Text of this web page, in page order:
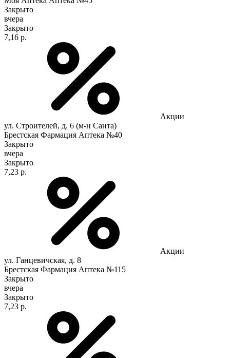
Закрыто
вчера
Закрыто
7,16 р.
Акции
ул. Строителей, д. 6 (м-н Санта)
Брестская Фармация Аптека №40
Закрыто
вчера
Закрыто
7,23 р.
Акции
ул. Ганцевичская, д. 8
Брестская Фармация Аптека №115
Закрыто
вчера
Закрыто
7,23 р.